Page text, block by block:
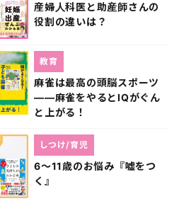
産婦人科医と助産師さんの
役割の違いは？
麻雀は最高の頭脳スポーツ
――麻雀をやるとIQがぐん
と上がる！
教育
6～11歳のお悩み『嘘をつ
く』
しつけ/育児